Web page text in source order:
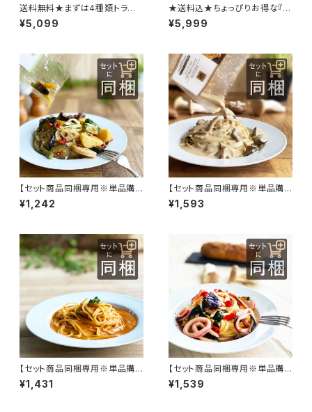
送料無料★まずは4種類トライ
アルセット【当ショップ初めてご
購入のお客様1回限り】★リピー
¥5,099
★送料込★ちょっぴりお得な『ワ
イン好きな方へのパスタソース3
種セット』ギフトにも！
¥5,999
【セット商品同梱専用※単品購
入不可】8種類の野菜が入った
ペペロンチーノソース
¥1,242
【セット商品同梱専用※単品購
入不可】ポルチーニの香り漂う
クリームソース
¥1,593
【セット商品同梱専用※単品購
入不可】オマール海老と渡り蟹
の濃厚クリームソース
¥1,431
【セット商品同梱専用※単品購
入不可】イカと大葉とキノコの和
風ソース
¥1,539